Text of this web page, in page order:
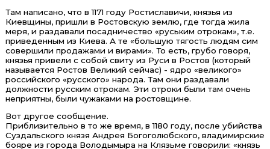
Там написано, что в 1171 году Ростиславичи, князья из
Киевщины, пришли в Ростовскую землю, где тогда жила
меря, и раздавали посадничество «руським отрокам», т.е.
приведенным из Киева. А те «большую тягость людям сим
совершили продажами и вирами». То есть, грубо говоря,
князья привели с собой свиту из Руси в Ростов (который
называется Ростов Великий сейчас) - ядро «великого»
российского «русского» народа. Там они раздавали
должности русским отрокам. Эти отроки были там очень
неприятны, были чужаками на ростовщине.
Вот другое сообщение.
Приблизительно в то же время, в 1180 году, после убийства
Суздальского князя Андрея Богоголюбского, владимирские
бояре из города Володымыра на Клязьме говорили: «князь